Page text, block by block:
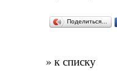
Поделиться…
» к списку